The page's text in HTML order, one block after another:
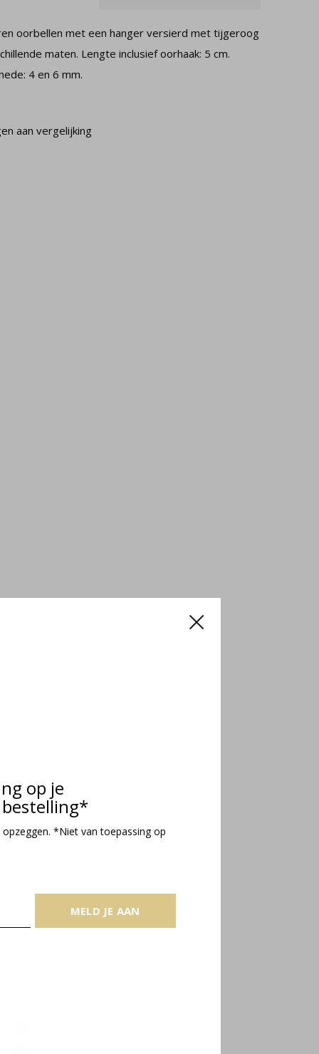
op je
*Niet van toepassing op
MELD JE AAN
oorbellen met een hanger versierd met tijgeroog
maten. Lengte inclusief oorhaak: 5 cm.
4 en 6 mm.
aan vergelijking